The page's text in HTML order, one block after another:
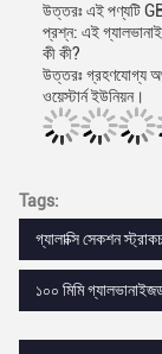
উত্তরঃ এই পণ্যটি
প্রশ্ন: এই
কী কী?
উত্তরঃ গ্রহণযোগ্য
ওয়েস্টার্ন ইউনিয়ন।
Tags:
গ্যালাক্সি সেকশন
১০০ মিমি